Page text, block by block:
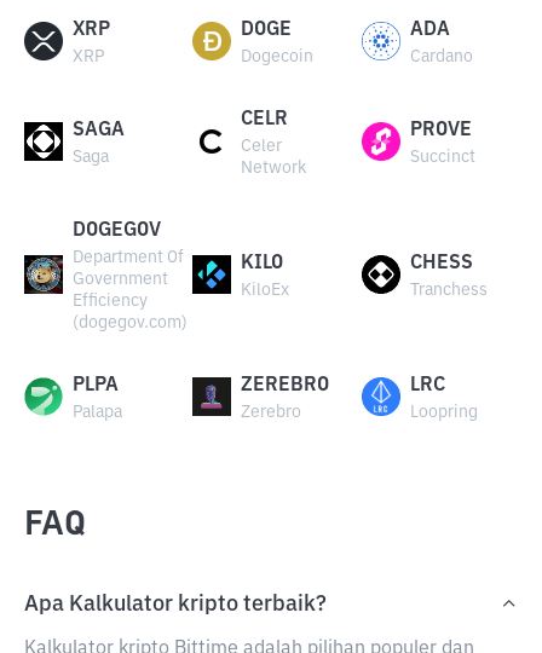
XRP
XRP
DOGE
Dogecoin
ADA
Cardano
SAGA
Saga
CELR
Celer
Network
PROVE
Succinct
DOGEGOV
Department Of
Government
Efficiency
(dogegov.com)
KILO
KiloEx
CHESS
Tranchess
PLPA
Palapa
ZEREBRO
Zerebro
LRC
Loopring
FAQ
Apa Kalkulator kripto terbaik?